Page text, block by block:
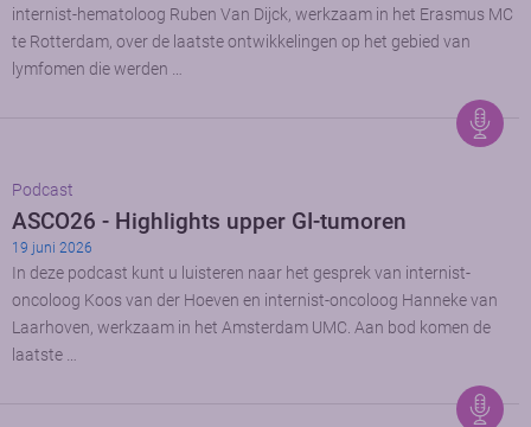
internist-hematoloog Ruben Van Dijck, werkzaam in het Erasmus MC
te Rotterdam, over de laatste ontwikkelingen op het gebied van
lymfomen die werden …
Podcast
ASCO26 - Highlights upper GI-tumoren
19 juni 2026
In deze podcast kunt u luisteren naar het gesprek van internist-
oncoloog Koos van der Hoeven en internist-oncoloog Hanneke van
Laarhoven, werkzaam in het Amsterdam UMC. Aan bod komen de
laatste …